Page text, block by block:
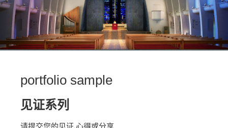
portfolio sample
见证系列